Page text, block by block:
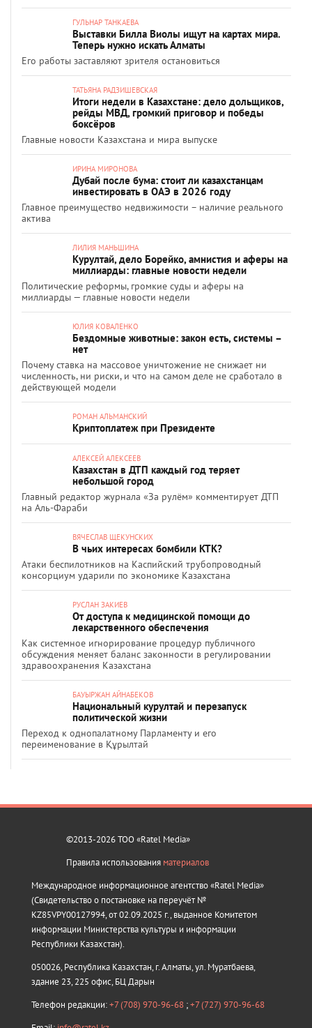
ГУЛЬНАР ТАНКАЕВА
Выставки Билла Виолы ищут на картах мира.
Теперь нужно искать Алматы
Его работы заставляют зрителя остановиться
ТАТЬЯНА РАДЗИШЕВСКАЯ
Итоги недели в Казахстане: дело дольщиков,
рейды МВД, громкий приговор и победы
боксёров
Главные новости Казахстана и мира выпуске
ИРИНА МИРОНОВА
Дубай после бума: стоит ли казахстанцам
инвестировать в ОАЭ в 2026 году
Главное преимущество недвижимости – наличие реального
актива
ЛИЛИЯ МАНЬШИНА
Курултай, дело Борейко, амнистия и аферы на
миллиарды: главные новости недели
Политические реформы, громкие суды и аферы на
миллиарды — главные новости недели
ЮЛИЯ КОВАЛЕНКО
Бездомные животные: закон есть, системы –
нет
Почему ставка на массовое уничтожение не снижает ни
численность, ни риски, и что на самом деле не сработало в
действующей модели
РОМАН АЛЬМАНСКИЙ
Криптоплатеж при Президенте
АЛЕКСЕЙ АЛЕКСЕЕВ
Казахстан в ДТП каждый год теряет
небольшой город
Главный редактор журнала «За рулём» комментирует ДТП
на Аль-Фараби
ВЯЧЕСЛАВ ЩЕКУНСКИХ
В чьих интересах бомбили КТК?
Атаки беспилотников на Каспийский трубопроводный
консорциум ударили по экономике Казахстана
РУСЛАН ЗАКИЕВ
От доступа к медицинской помощи до
лекарственного обеспечения
Как системное игнорирование процедур публичного
обсуждения меняет баланс законности в регулировании
здравоохранения Казахстана
БАУЫРЖАН АЙНАБЕКОВ
Национальный курултай и перезапуск
политической жизни
Переход к однопалатному Парламенту и его
переименование в Құрылтай
©2013-2026 ТОО «Ratel Media»
Правила использования материалов
Международное информационное агентство «Ratel Media»
(Свидетельство о постановке на переучёт №
KZ85VPY00127994, от 02.09.2025 г., выданное Комитетом
информации Министерства культуры и информации
Республики Казахстан).
050026, Республика Казахстан, г. Алматы, ул. Муратбаева,
здание 23, 225 офис, БЦ Дарын
Телефон редакции:+7 (708) 970-96-68 ;+7 (727) 970-96-68